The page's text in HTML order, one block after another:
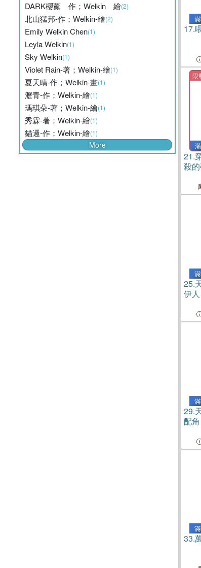
DARK櫻薰 作；Welkin 繪(2)
北山猛邦-作；Welkin-繪(2)
Emily Welkin Chen(1)
Leyla Welkin(1)
Sky Welkin(1)
Violet Rain-著；Welkin-繪(1)
夏天晴-作；Welkin-畫(1)
瀝青-作；Welkin-繪(1)
瑪琪朵-著；Welkin-繪(1)
秀霖-著；Welkin-繪(1)
貓邏-作；Welkin-繪(1)
More
17.
限
21.
殺
25.
伊人
29.
配角
33.